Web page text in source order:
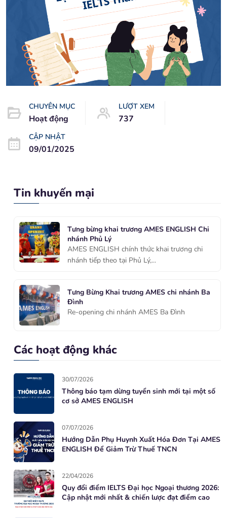
CHUYÊN MỤC
Hoạt động
LƯỢT XEM
737
CẬP NHẬT
09/01/2025
Tin khuyến mại
Tưng bừng khai trương AMES ENGLISH Chi
nhánh Phủ Lý
AMES ENGLISH chính thức khai trương chi
nhánh tiếp theo tại Phủ Lý,...
Tưng Bừng Khai trương AMES chi nhánh Ba
Đình
Re-opening chi nhánh AMES Ba Đình
Các hoạt động khác
30/07/2026
Thông báo tạm dừng tuyển sinh mới tại một số
cơ sở AMES ENGLISH
07/07/2026
Hướng Dẫn Phụ Huynh Xuất Hóa Đơn Tại AMES
ENGLISH Để Giảm Trừ Thuế TNCN
22/04/2026
Quy đổi điểm IELTS Đại học Ngoại thương 2026:
Cập nhật mới nhất & chiến lược đạt điểm cao